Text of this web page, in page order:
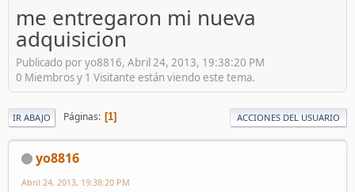
me entregaron mi nueva
adquisicion
Publicado por yo8816, Abril 24, 2013, 19:38:20 PM
0 Miembros y 1 Visitante están viendo este tema.
IR ABAJO Páginas 1 ACCIONES DEL USUARIO
yo8816
Abril 24, 2013, 19:38:20 PM